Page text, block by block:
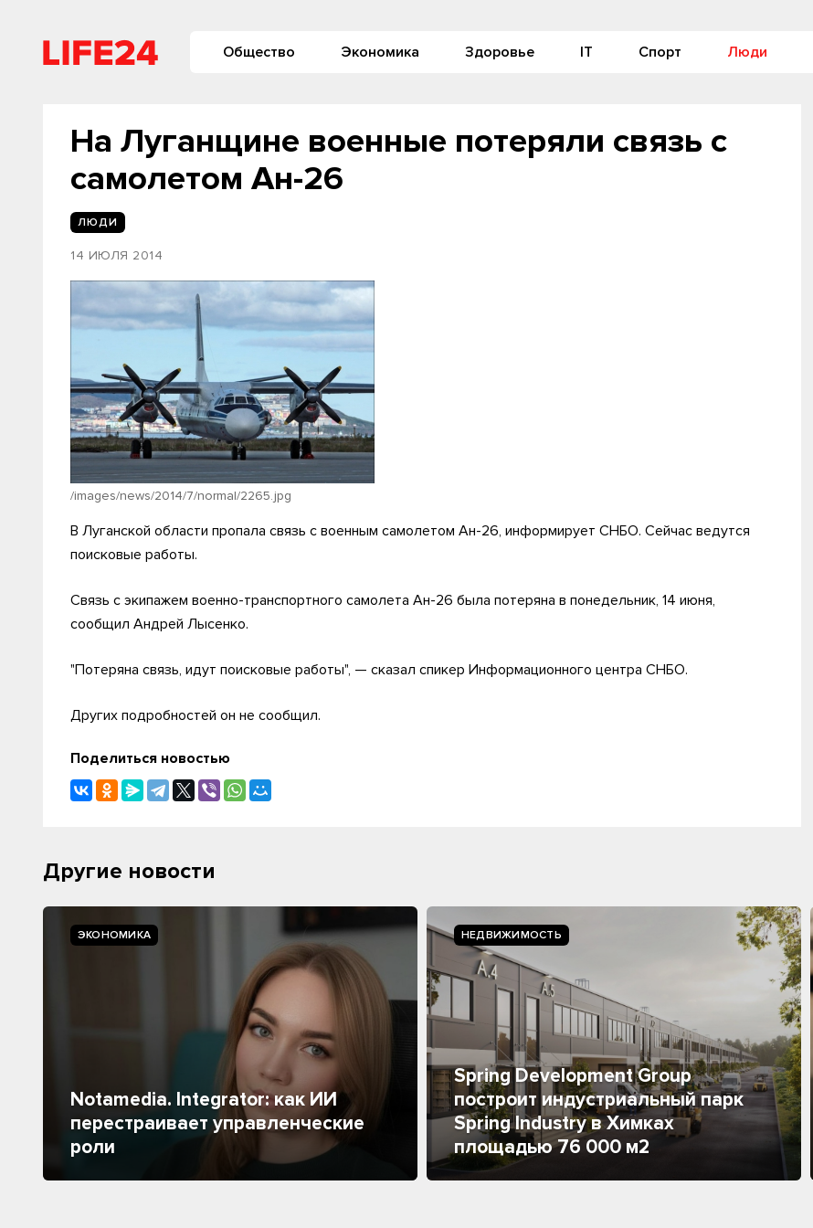
Общество Экономика Здоровье IT Спорт Люди
На Луганщине военные потеряли связь с
самолетом Ан-26
ЛЮДИ
14 ИЮЛЯ 2014
/images/news/2014/7/normal/2265.jpg
В Луганской области пропала связь с военным самолетом Ан-26, информирует СНБО. Сейчас ведутся
поисковые работы.
Связь с экипажем военно-транспортного самолета Ан-26 была потеряна в понедельник, 14 июня,
сообщил Андрей Лысенко.
"Потеряна связь, идут поисковые работы", — сказал спикер Информационного центра СНБО.
Других подробностей он не сообщил.
Поделиться новостью
Другие новости
ЭКОНОМИКА
Notamedia. Integrator: как ИИ
перестраивает управленческие
роли
НЕДВИЖИМОСТЬ
Spring Development Group
построит индустриальный парк
Spring Industry в Химках
площадью 76 000 м2